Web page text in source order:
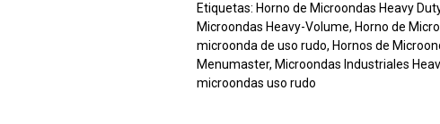
Etiquetas: Horno de Microondas Heavy
Microondas Heavy-Volume, Horno de
microonda de uso rudo, Hornos de
Menumaster, Microondas Industriales
microondas uso rudo